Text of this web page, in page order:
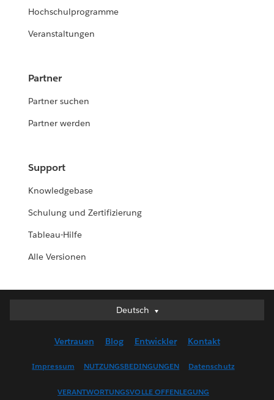
Hochschulprogramme
Veranstaltungen
Partner
Partner suchen
Partner werden
Support
Knowledgebase
Schulung und Zertifizierung
Tableau-Hilfe
Alle Versionen
Deutsch
Deutsch
English (US)
Français (France)
Vertrauen Blog Entwickler Kontakt
Impressum NUTZUNGSBEDINGUNGEN Datenschutz
VERANTWORTUNGSVOLLE OFFENLEGUNG